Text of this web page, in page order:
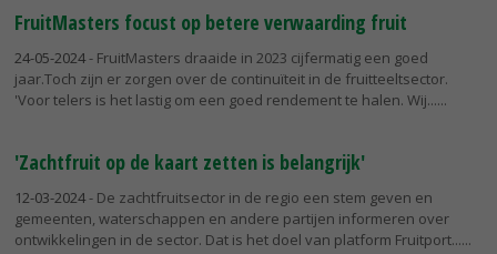
FruitMasters focust op betere verwaarding fruit
24-05-2024- FruitMasters draaide in 2023 cijfermatig een goed
jaar.Toch zijn er zorgen over de continuïteit in de fruitteeltsector.
'Voor telers is het lastig om een goed rendement te halen. Wij...
'Zachtfruit op de kaart zetten is belangrijk'
12-03-2024- De zachtfruitsector in de regio een stem geven en
gemeenten, waterschappen en andere partijen informeren over
ontwikkelingen in de sector. Dat is het doel van platform Fruitport...